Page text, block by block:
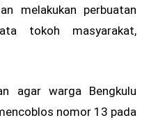
melakukan perbuatan
tokoh masyarakat,
agar warga Bengkulu
nomor 13 pada